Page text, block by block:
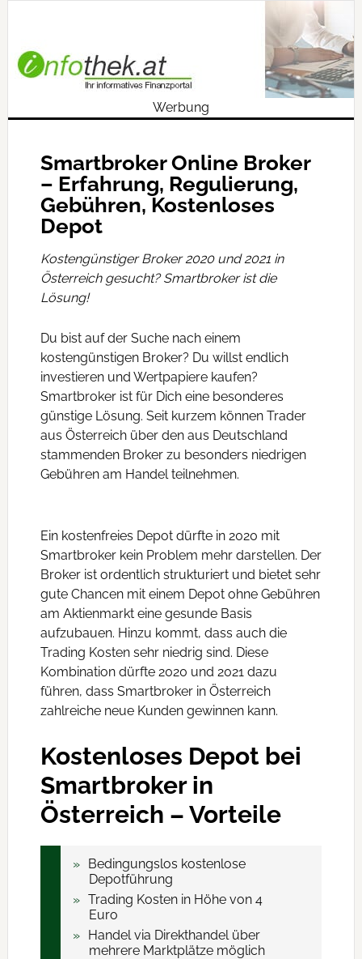
Werbung
Smartbroker Online Broker
– Erfahrung, Regulierung,
Gebühren, Kostenloses
Depot
Kostengünstiger Broker 2020 und 2021 in
Österreich gesucht? Smartbroker ist die
Lösung!
Du bist auf der Suche nach einem
kostengünstigen Broker? Du willst endlich
investieren und Wertpapiere kaufen?
Smartbroker ist für Dich eine besonderes
günstige Lösung. Seit kurzem können Trader
aus Österreich über den aus Deutschland
stammenden Broker zu besonders niedrigen
Gebühren am Handel teilnehmen.
Ein kostenfreies Depot dürfte in 2020 mit
Smartbroker kein Problem mehr darstellen. Der
Broker ist ordentlich strukturiert und bietet sehr
gute Chancen mit einem Depot ohne Gebühren
am Aktienmarkt eine gesunde Basis
aufzubauen. Hinzu kommt, dass auch die
Trading Kosten sehr niedrig sind. Diese
Kombination dürfte 2020 und 2021 dazu
führen, dass Smartbroker in Österreich
zahlreiche neue Kunden gewinnen kann.
Kostenloses Depot bei
Smartbroker in
Österreich – Vorteile
Bedingungslos kostenlose
Depotführung
Trading Kosten in Höhe von 4
Euro
Handel via Direkthandel über
mehrere Marktplätze möglich